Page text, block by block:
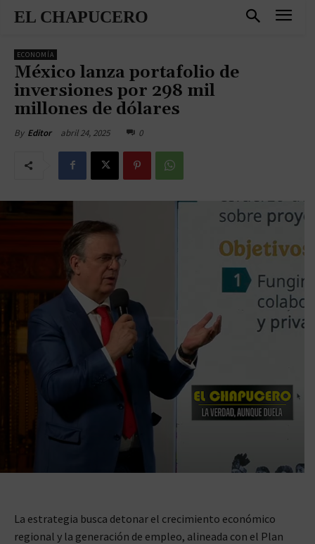
EL CHAPUCERO
ECONOMÍA
México lanza portafolio de
inversiones por 298 mil
millones de dólares
By Editor abril 24, 2025 0
La estrategia busca detonar el crecimiento económico
regional y la generación de empleo, alineada con el Plan